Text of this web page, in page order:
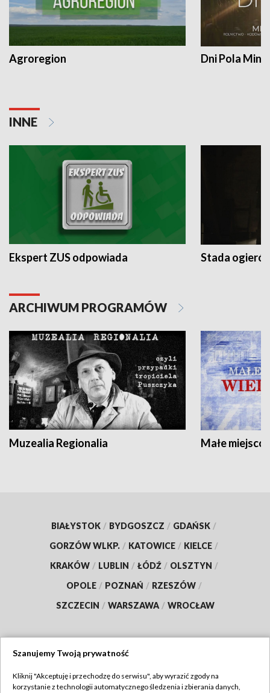
Agroregion Dni Pola
INNE
Ekspert ZUS odpowiada Stada
ARCHIWUM PROGRAMÓW
Muzealia Regionalia Małe
BIAŁYSTOK / BYDGOSZCZ / GDAŃSK /
GORZÓW WLKP. / KATOWICE / KIELCE /
KRAKÓW / LUBLIN / ŁÓDŹ / OLSZTYN /
OPOLE / POZNAŃ / RZESZÓW /
SZCZECIN / WARSZAWA / WROCŁAW
TVP
Szanujemy Twoją prywatność
Kliknij "Akceptuję i przechodzę do serwisu", aby wyrazić zgody na
korzystanie z technologii automatycznego śledzenia i zbierania danych,